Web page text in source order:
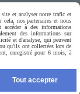

et analyser notre trafic et
nos partenaires et nous
à des informations
des informations sur
et d'analyse, qui peuvent
qu'ils ont collectées lors de
enregistré pour 6 mois, à
Tout accepter